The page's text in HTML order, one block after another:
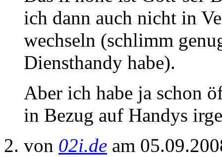
ich dann auch nicht in
wechseln (schlimm
Diensthandy habe).
Aber ich habe ja schon
in Bezug auf Handys
von 02i.de am